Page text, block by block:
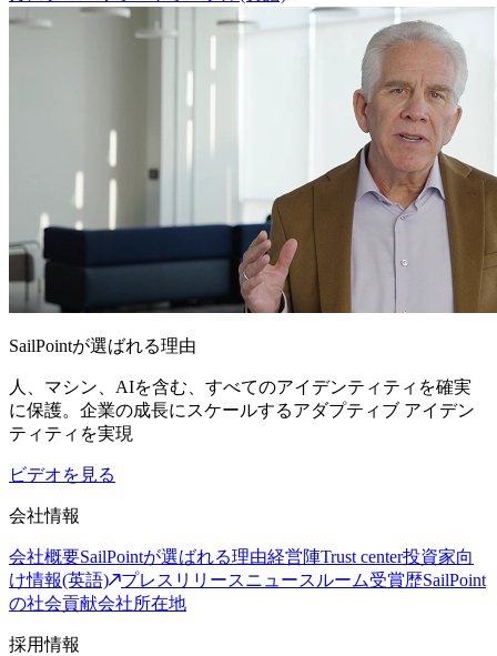
SailPointが選ばれる理由
人、マシン、AIを含む、すべてのアイデンティティを確実
に保護。企業の成長にスケールするアダプティブ アイデン
ティティを実現
ビデオを見る
会社情報
会社概要SailPointが選ばれる理由経営陣Trust center投資家向
け情報(英語)
プレスリリースニュースルーム受賞歴SailPoint
の社会貢献会社所在地
採用情報